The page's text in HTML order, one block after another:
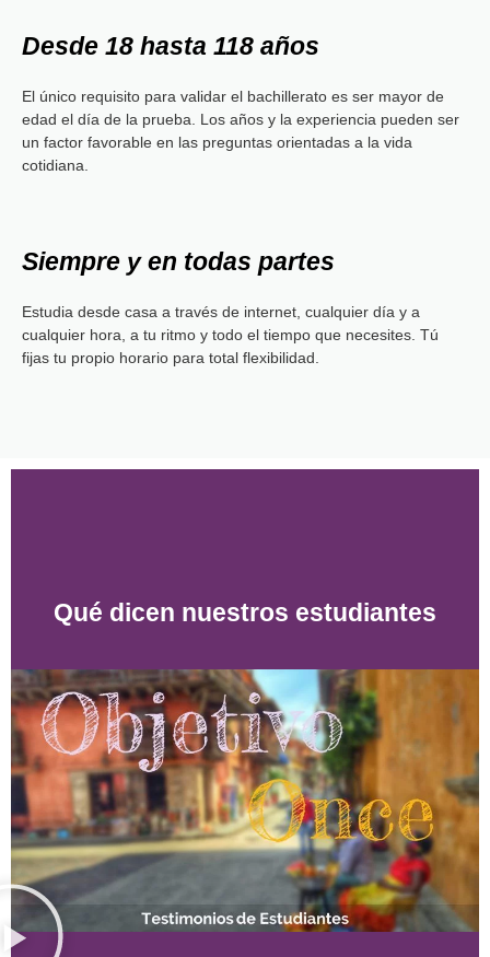
Desde 18 hasta 118 años
El único requisito para validar el bachillerato es ser mayor de
edad el día de la prueba. Los años y la experiencia pueden ser
un factor favorable en las preguntas orientadas a la vida
cotidiana.
Siempre y en todas partes
Estudia desde casa a través de internet, cualquier día y a
cualquier hora, a tu ritmo y todo el tiempo que necesites. Tú
fijas tu propio horario para total flexibilidad.
Qué dicen nuestros estudiantes